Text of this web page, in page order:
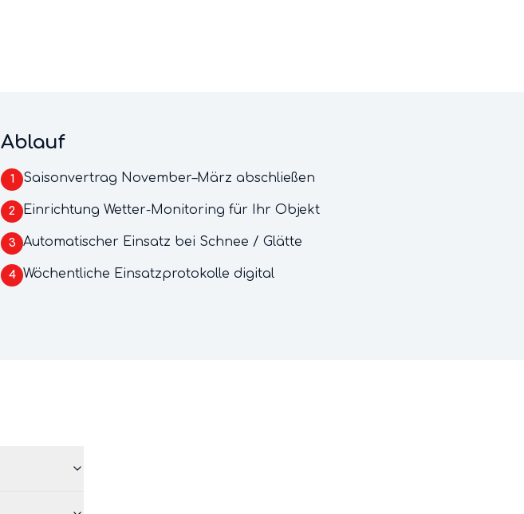
Ablauf
1 Saisonvertrag November–März abschließen
2 Einrichtung Wetter-Monitoring für Ihr Objekt
3 Automatischer Einsatz bei Schnee / Glätte
4 Wöchentliche Einsatzprotokolle digital